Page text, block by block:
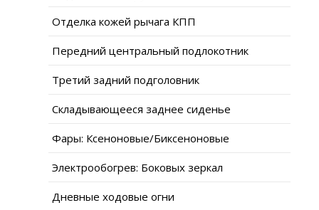
Отделка кожей рычага КПП
Передний центральный подлокотник
Третий задний подголовник
Складывающееся заднее сиденье
Фары: Ксеноновые/Биксеноновые
Электрообогрев: Боковых зеркал
Дневные ходовые огни